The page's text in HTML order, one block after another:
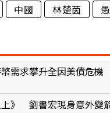
中國 林楚茵
需求攀升全因美債危
》 劉書宏現身意外變